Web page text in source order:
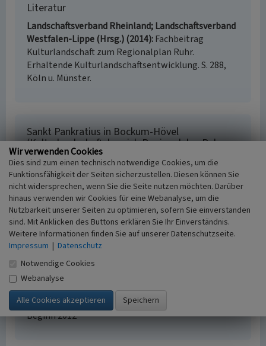
Literatur
Landschaftsverband Rheinland; Landschaftsverband
Westfalen-Lippe (Hrsg.) (2014) Fachbeitrag
Kulturlandschaft zum Regionalplan Ruhr.
Erhaltende Kulturlandschaftsentwicklung. S. 288,
Köln u. Münster.
Sankt Pankratius in Bockum-Hövel
(Kulturlandschaftsbereich Regionalplan Ruhr
557)
Schlagwörter
Kulturlandschaftsbereich Kirchengebäude
Fachsicht(en)
Kulturlandschaftspflege, Archäologie,
Denkmalpflege, Landeskunde, Raumplanung
Erfassungsmaßstab
i.d.R. 1:25.000 (kleiner als 1:20.000)
Erfassungsmethode
Literaturauswertung, Geländebegehung/-
kartierung, Archivauswertung
Historischer Zeitraum
Beginn 2012
Wir verwenden Cookies
Dies sind zum einen technisch notwendige Cookies, um die
Funktionsfähigkeit der Seiten sicherzustellen. Diesen können Sie
nicht widersprechen, wenn Sie die Seite nutzen möchten. Darüber
hinaus verwenden wir Cookies für eine Webanalyse, um die
Nutzbarkeit unserer Seiten zu optimieren, sofern Sie einverstanden
sind. Mit Anklicken des Buttons erklären Sie Ihr Einverständnis.
Weitere Informationen finden Sie auf unserer Datenschutzseite.
Impressum | Datenschutz
Notwendige Cookies
Webanalyse